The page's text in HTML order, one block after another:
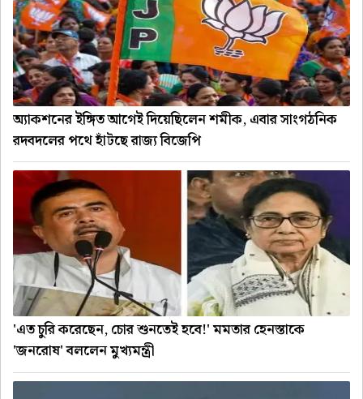
অ্যাকশনের ইঙ্গিত আগেই দিয়েছিলেন শমীক, এবার সাংগঠনিক
রদবদলের পথে হাঁটছে রাজ্য বিজেপি
'এত চুরি করেছেন, চোর শুনতেই হবে!' মমতার হেনস্তাকে
'জনরোষ' বললেন মুখ্যমন্ত্রী